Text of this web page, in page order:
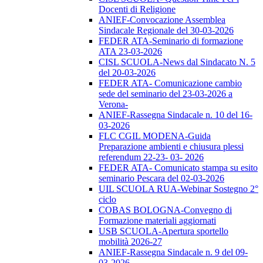
Docenti di Religione
ANIEF-Convocazione Assemblea
Sindacale Regionale del 30-03-2026
FEDER ATA-Seminario di formazione
ATA 23-03-2026
CISL SCUOLA-News dal Sindacato N. 5
del 20-03-2026
FEDER ATA- Comunicazione cambio
sede del seminario del 23-03-2026 a
Verona-
ANIEF-Rassegna Sindacale n. 10 del 16-
03-2026
FLC CGIL MODENA-Guida
Preparazione ambienti e chiusura plessi
referendum 22-23- 03- 2026
FEDER ATA- Comunicato stampa su esito
seminario Pescara del 02-03-2026
UIL SCUOLA RUA-Webinar Sostegno 2°
ciclo
COBAS BOLOGNA-Convegno di
Formazione materiali aggiornati
USB SCUOLA-Apertura sportello
mobilità 2026-27
ANIEF-Rassegna Sindacale n. 9 del 09-